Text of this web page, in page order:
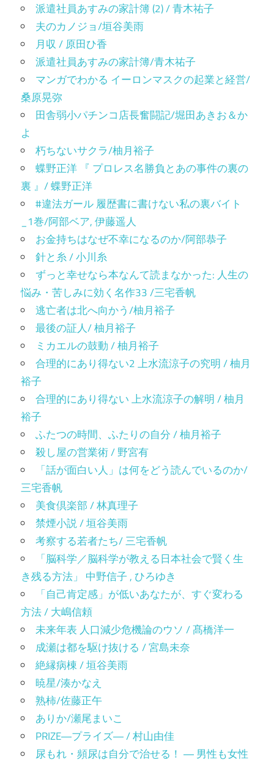
派遣社員あすみの家計簿 (2) / 青木祐子
夫のカノジョ/垣谷美雨
月収 / 原田ひ香
派遣社員あすみの家計簿/青木祐子
マンガでわかる イーロンマスクの起業と経営/
桑原晃弥
田舎弱小パチンコ店長奮闘記/堀田あきお＆か
よ
朽ちないサクラ/柚月裕子
蝶野正洋 『 プロレス名勝負とあの事件の裏の
裏 』/ 蝶野正洋
#違法ガール 履歴書に書けない私の裏バイト
_1巻/阿部ベア, 伊藤遥人
お金持ちはなぜ不幸になるのか/阿部恭子
針と糸 / 小川糸
ずっと幸せなら本なんて読まなかった: 人生の
悩み・苦しみに効く名作33 /三宅香帆
逃亡者は北へ向かう/柚月裕子
最後の証人/ 柚月裕子
ミカエルの鼓動 / 柚月裕子
合理的にあり得ない2 上水流涼子の究明 / 柚月
裕子
合理的にあり得ない 上水流涼子の解明 / 柚月
裕子
ふたつの時間、ふたりの自分 / 柚月裕子
殺し屋の営業術 / 野宮有
「話が面白い人」は何をどう読んでいるのか/
三宅香帆
美食倶楽部 / 林真理子
禁煙小説 / 垣谷美雨
考察する若者たち/ 三宅香帆
「脳科学／脳科学が教える日本社会で賢く生
き残る方法」 中野信子 , ひろゆき
「自己肯定感」が低いあなたが、すぐ変わる
方法 / 大嶋信頼
未来年表 人口減少危機論のウソ / 髙橋洋一
成瀬は都を駆け抜ける / 宮島未奈
絶縁病棟 / 垣谷美雨
暁星/湊かなえ
熟柿/佐藤正午
ありか/瀬尾まいこ
PRIZE―プライズ― / 村山由佳
尿もれ・頻尿は自分で治せる！ ― 男性も女性